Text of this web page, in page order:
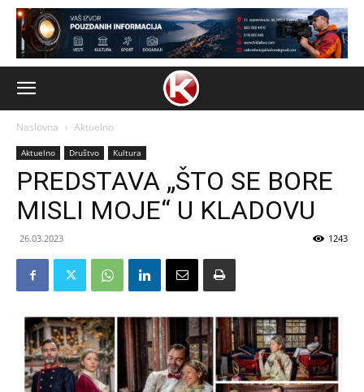
Naslovna Aktuelno
Aktuelno Društvo Kultura
PREDSTAVA „ŠTO SE BORE
MISLI MOJE“ U KLADOVU
26.03.2023 1243